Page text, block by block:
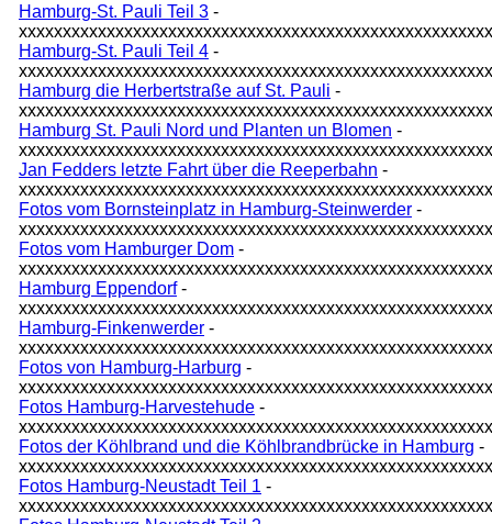
Hamburg-St. Pauli Teil 3 -
Hamburg-St. Pauli Teil 4 -
Hamburg die Herbertstraße auf St. Pauli -
Hamburg St. Pauli Nord und Planten un Blomen -
Jan Fedders letzte Fahrt über die Reeperbahn -
Fotos vom Bornsteinplatz in Hamburg-Steinwerder -
Fotos vom Hamburger Dom -
Hamburg Eppendorf-
Hamburg-Finkenwerder -
Fotos von Hamburg-Harburg -
Fotos Hamburg-Harvestehude -
Fotos der Köhlbrand und die Köhlbrandbrücke in Hamburg -
Fotos Hamburg-Neustadt Teil 1 -